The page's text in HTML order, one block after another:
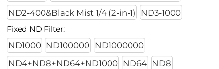
ND2-400&Black Mist 1/4 (2-in-1)
ND3-1000
Fixed ND Filter:
ND1000 ND100000
ND1000000
ND4+ND8+ND64+ND1000
ND64 ND8